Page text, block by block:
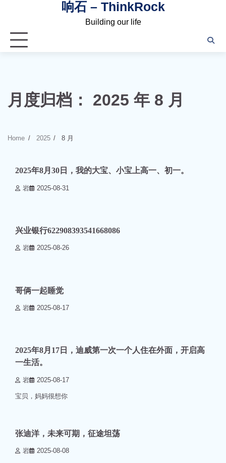
响石 – ThinkRock
Building our life
月度归档： 2025 年 8 月
Home 2025 8 月
0 min read 0
2025年8月30日，我的大宝、小宝上高一、初一。
岩
2025-08-31
兴业银行622908393541668086
岩
2025-08-26
哥俩一起睡觉
岩
2025-08-17
2025年8月17日，迪威第一次一个人住在外面，开启高
一生活。
岩 2025-08-17
宝贝，妈妈很想你
张迪洋，未来可期，征途坦荡
岩
2025-08-08